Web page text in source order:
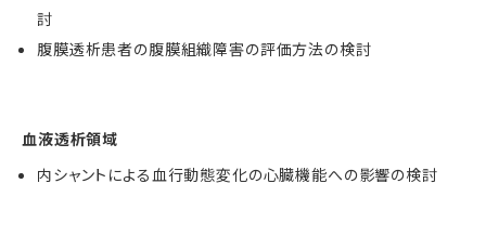
討
腹膜透析患者の腹膜組織障害の評価方法の検討
血液透析領域
内シャントによる血行動態変化の心臓機能への影響の検討